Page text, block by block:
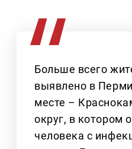
Больше всего
выявлено в
месте –
округ, в котором
человека с